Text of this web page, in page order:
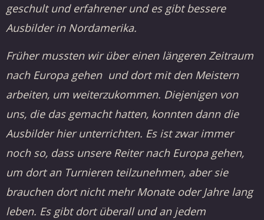
geschult und erfahrener und es gibt bessere
Ausbilder in Nordamerika.
Früher mussten wir über einen längeren Zeitraum
nach Europa gehen und dort mit den Meistern
arbeiten, um weiterzukommen. Diejenigen von
uns, die das gemacht hatten, konnten dann die
Ausbilder hier unterrichten. Es ist zwar immer
noch so, dass unsere Reiter nach Europa gehen,
um dort an Turnieren teilzunehmen, aber sie
brauchen dort nicht mehr Monate oder Jahre lang
leben. Es gibt dort überall und an jedem